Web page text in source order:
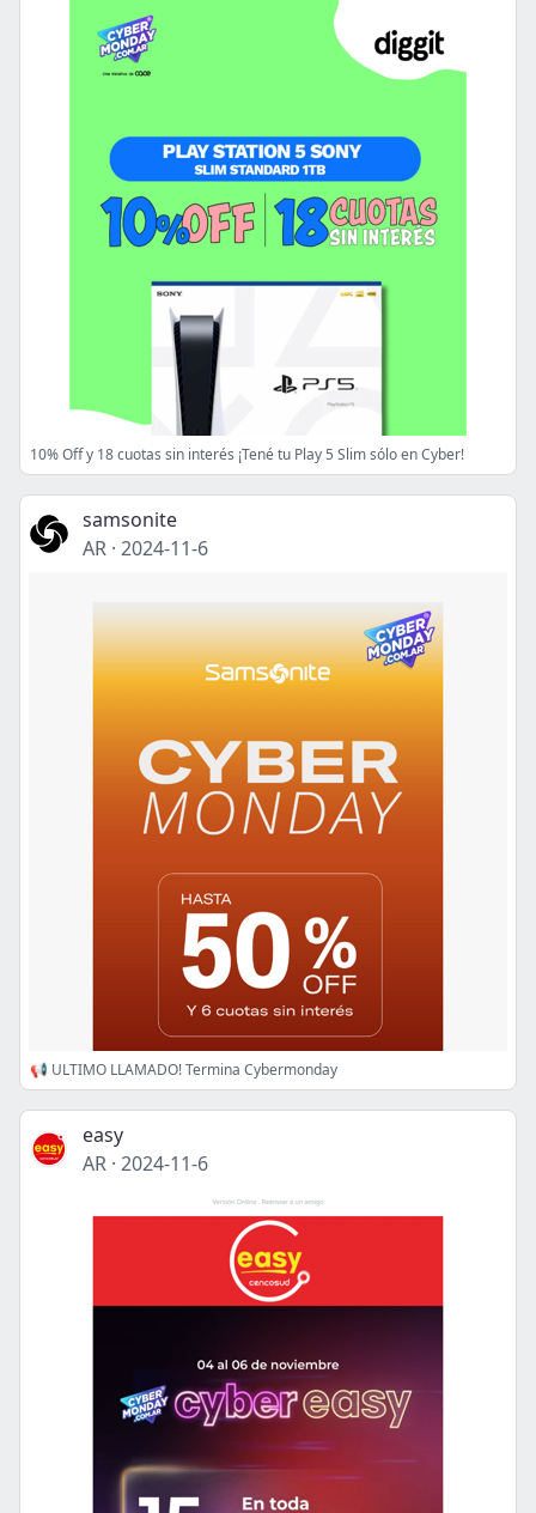
10% Off y 18 cuotas sin interés ¡Tené tu Play 5 Slim sólo en Cyber!
samsonite
AR · 2024-11-6
📢 ULTIMO LLAMADO! Termina Cybermonday
easy
AR · 2024-11-6